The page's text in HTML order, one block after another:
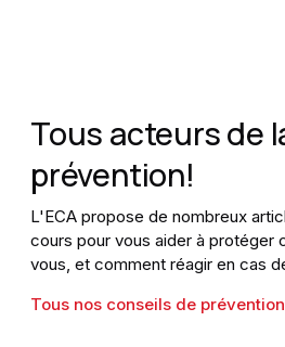
Tous acteurs de
prévention!
L'ECA propose de nombreux
cours pour vous aider à protéger
vous, et comment réagir en cas
Tous nos conseils de prévention